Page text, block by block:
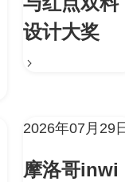
设计大奖
2026年07月29
摩洛哥inwi